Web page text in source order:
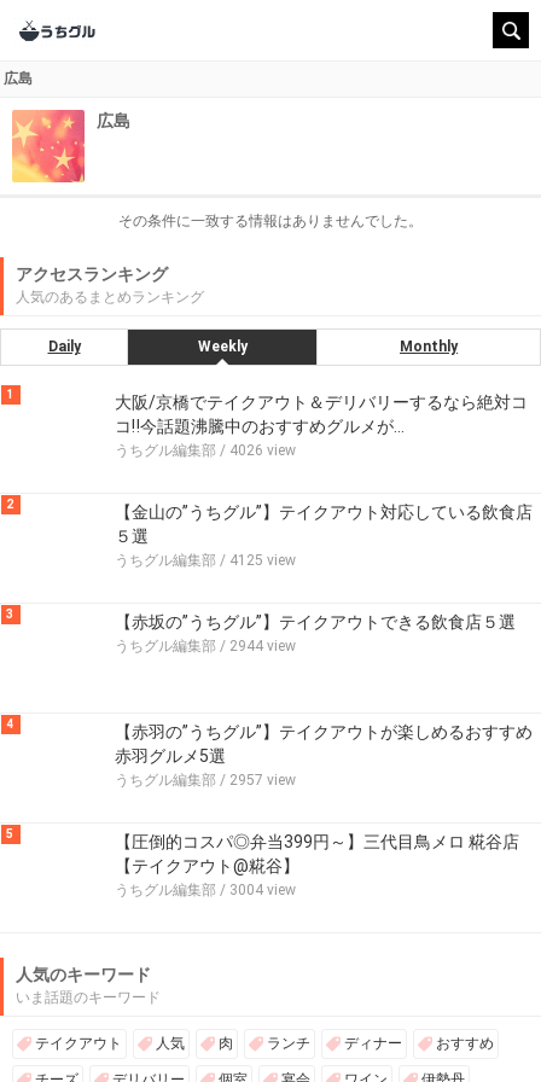
広島
広島
その条件に一致する情報はありませんでした。
アクセスランキング
人気のあるまとめランキング
Daily Weekly Monthly
1
大阪/京橋でテイクアウト＆デリバリーするなら絶対コ
コ‼今話題沸騰中のおすすめグルメが…
うちグル編集部 / 4026 view
2
【金山の”うちグル”】テイクアウト対応している飲食店
５選
うちグル編集部 / 4125 view
3 【赤坂の”うちグル”】テイクアウトできる飲食店５選
うちグル編集部 / 2944 view
4
【赤羽の”うちグル”】テイクアウトが楽しめるおすすめ
赤羽グルメ5選
うちグル編集部 / 2957 view
5
【圧倒的コスパ◎弁当399円～】三代目鳥メロ 糀谷店
【テイクアウト@糀谷】
うちグル編集部 / 3004 view
人気のキーワード
いま話題のキーワード
テイクアウト 人気 肉 ランチ ディナー おすすめ